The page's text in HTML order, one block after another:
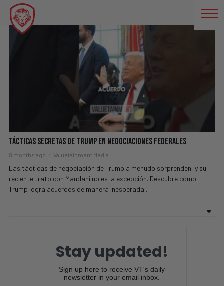
NUEVAYORK
Tácticas Secretas De Trump En Negociaciones Federales
8 months ago Valuetainment Media
Las tácticas de negociación de Trump a menudo sorprenden, y su
reciente trato con Mandani no es la excepción. Descubre cómo
Trump logra acuerdos de manera inesperada...
Stay updated!
Sign up here to receive VT's daily
newsletter in your email inbox.